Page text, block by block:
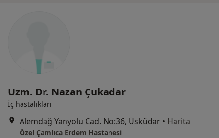
Uzm. Dr. Nazan Çukadar
İç hastalıkları
Alemdağ Yanyolu Cad. No:36, Üsküdar • Harita
Özel Çamlıca Erdem Hastanesi